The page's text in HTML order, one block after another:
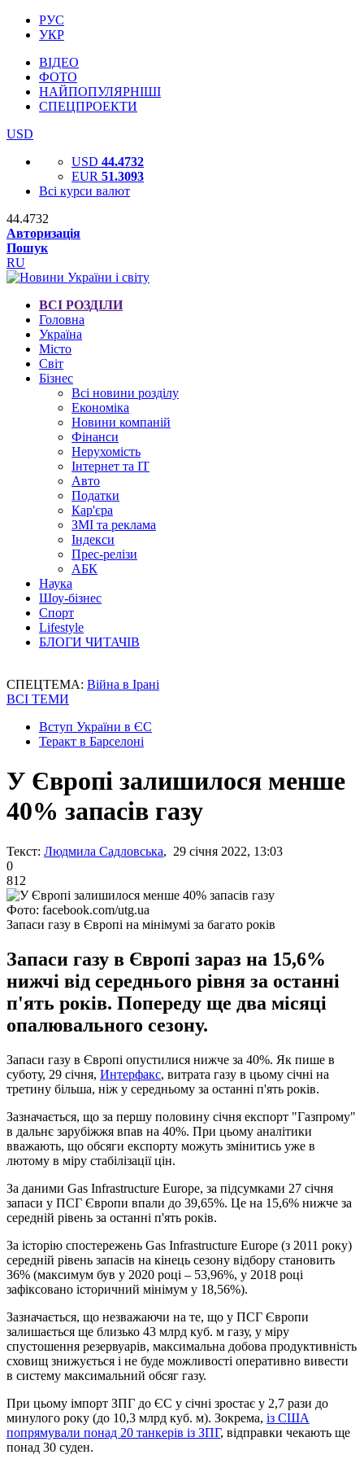
РУС
УКР
ВІДЕО
ФОТО
НАЙПОПУЛЯРНІШІ
СПЕЦПРОЕКТИ
USD
USD 44.4732
EUR 51.3093
Всі курси валют
44.4732
Авторизація
Пошук
RU
ВСІ РОЗДІЛИ
Головна
Україна
Місто
Світ
Бізнес
Всі новини розділу
Економіка
Новини компаній
Фінанси
Нерухомість
Інтернет та IT
Авто
Податки
Кар'єра
ЗМІ та реклама
Індекси
Прес-релізи
АБК
Наука
Шоу-бізнес
Спорт
Lifestyle
БЛОГИ ЧИТАЧІВ
СПЕЦТЕМА: Війна в Ірані
ВСІ ТЕМИ
Вступ України в ЄС
Теракт в Барселоні
У Європі залишилося менше
40% запасів газу
Текст: Людмила Садловська, 29 січня 2022, 13:03
0
812
Фото: facebook.com/utg.ua
Запаси газу в Європі на мінімумі за багато років
Запаси газу в Європі зараз на 15,6%
нижчі від середнього рівня за останні
п'ять років. Попереду ще два місяці
опалювального сезону.
Запаси газу в Європі опустилися нижче за 40%. Як пише в
суботу, 29 січня, Интерфакс, витрата газу в цьому січні на
третину більша, ніж у середньому за останні п'ять років.
Зазначається, що за першу половину січня експорт "Газпрому"
в дальнє зарубіжжя впав на 40%. При цьому аналітики
вважають, що обсяги експорту можуть змінитись уже в
лютому в міру стабілізації цін.
За даними Gas Infrastructure Europe, за підсумками 27 січня
запаси у ПСГ Європи впали до 39,65%. Це на 15,6% нижче за
середній рівень за останні п'ять років.
За історію спостережень Gas Infrastructure Europe (з 2011 року)
середній рівень запасів на кінець сезону відбору становить
36% (максимум був у 2020 році – 53,96%, у 2018 році
зафіксовано історичний мінімум у 18,56%).
Зазначається, що незважаючи на те, що у ПСГ Європи
залишається ще близько 43 млрд куб. м газу, у міру
спустошення резервуарів, максимальна добова продуктивність
сховищ знижується і не буде можливості оперативно вивести
в систему максимальний обсяг газу.
При цьому імпорт ЗПГ до ЄС у січні зростає у 2,7 рази до
минулого року (до 10,3 млрд куб. м). Зокрема, із США
попрямували понад 20 танкерів із ЗПГ, відправки чекають ще
понад 30 суден.